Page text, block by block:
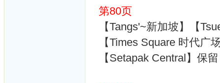
第80页
【Tangs'~新加坡】【
【Times Square 时代广
【Setapak Central】保